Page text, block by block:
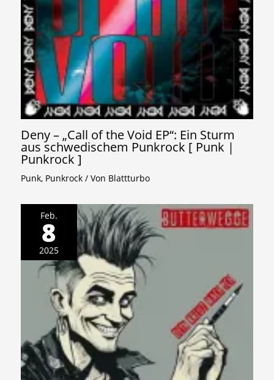
Deny – „Call of the Void EP“: Ein Sturm
aus schwedischem Punkrock [ Punk |
Punkrock ]
Punk, Punkrock / Von Blattturbo
Feb.
8
2025